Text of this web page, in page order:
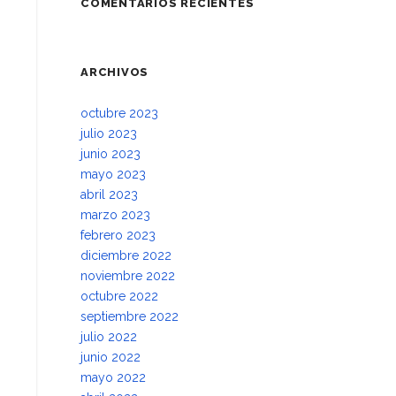
COMENTARIOS RECIENTES
ARCHIVOS
octubre 2023
julio 2023
junio 2023
mayo 2023
abril 2023
marzo 2023
febrero 2023
diciembre 2022
noviembre 2022
octubre 2022
septiembre 2022
julio 2022
junio 2022
mayo 2022